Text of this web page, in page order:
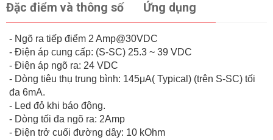
Đặc điểm và thông số Ứng dụng
- Ngõ ra tiếp điểm 2 Amp@30VDC
- Điện áp cung cấp: (S-SC) 25.3 ~ 39 VDC
- Điện áp ngõ ra: 24 VDC
- Dòng tiêu thụ trung bình: 145μA( Typical) (trên S-SC) tối
đa 6mA.
- Led đỏ khi báo động.
- Dòng tối đa ngõ ra: 2Amp
- Điện trở cuối đường dây: 10 kOhm